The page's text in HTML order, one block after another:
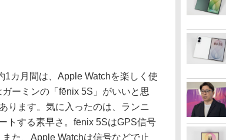
カ月間は、Apple Watchを楽しく使
ーミンの「fēnix 5S」がいいと思
ります。気に入ったのは、ランニ
トする素早さ。fēnix 5SはGPS信号
た、Apple Watchは信号などで止